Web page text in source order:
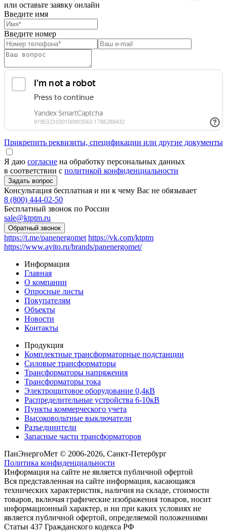
или оставьте заявку онлайн
Введите имя
Введите номер
Прикрепить реквизиты, спецификации или другие документы
Я даю согласие на обработку персональных данных
в соответствии с политикой конфиденциальности
Консультация бесплатная и ни к чему Вас не обязывает
8 (800) 444-02-50
Бесплатный звонок по России
sale@ktptm.ru
https://t.me/panenergomet https://vk.com/ktptm
https://www.avito.ru/brands/panenergomet/
Информация
Главная
О компании
Опросные листы
Покупателям
Объекты
Новости
Контакты
Продукция
Комплектные трансформаторные подстанции
Силовые трансформаторы
Трансформаторы напряжения
Трансформаторы тока
Электрощитовое оборудование 0,4кВ
Распределительные устройства 6-10кВ
Пункты коммерческого учета
Высоковольтные выключатели
Разъединители
Запасные части трансформаторов
ПанЭнергоМет © 2006-2026, Санкт-Петербург
Политика конфиденциальности
Информация на сайте не является публичной офертой
Вся представленная на сайте информация, касающаяся
технических характеристик, наличия на складе, стоимости
товаров, включая графические изображения товаров, носит
информационный характер, и ни при каких условиях не
является публичной офертой, определяемой положениями
Статьи 437 Гражданского кодекса РФ